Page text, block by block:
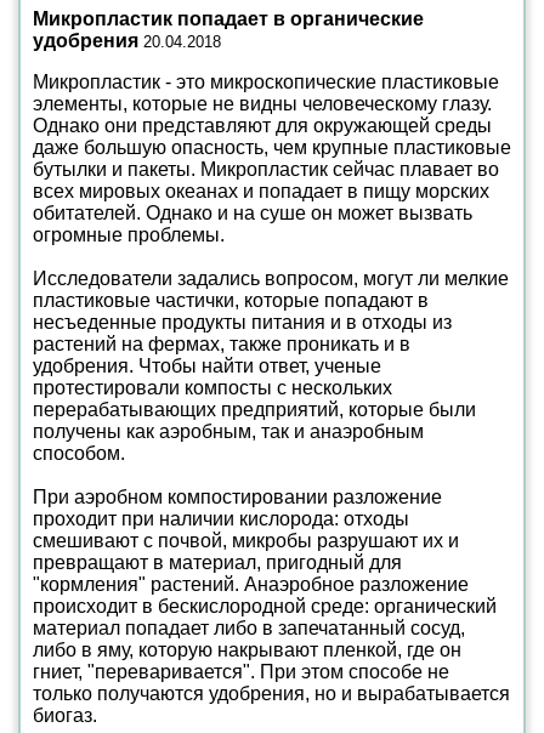
Микропластик попадает в органические
удобрения 20.04.2018
Микропластик - это микроскопические пластиковые
элементы, которые не видны человеческому глазу.
Однако они представляют для окружающей среды
даже большую опасность, чем крупные пластиковые
бутылки и пакеты. Микропластик сейчас плавает во
всех мировых океанах и попадает в пищу морских
обитателей. Однако и на суше он может вызвать
огромные проблемы.
Исследователи задались вопросом, могут ли мелкие
пластиковые частички, которые попадают в
несъеденные продукты питания и в отходы из
растений на фермах, также проникать и в
удобрения. Чтобы найти ответ, ученые
протестировали компосты с нескольких
перерабатывающих предприятий, которые были
получены как аэробным, так и анаэробным
способом.
При аэробном компостировании разложение
проходит при наличии кислорода: отходы
смешивают с почвой, микробы разрушают их и
превращают в материал, пригодный для
"кормления" растений. Анаэробное разложение
происходит в бескислородной среде: органический
материал попадает либо в запечатанный сосуд,
либо в яму, которую накрывают пленкой, где он
гниет, "переваривается". При этом способе не
только получаются удобрения, но и вырабатывается
биогаз.